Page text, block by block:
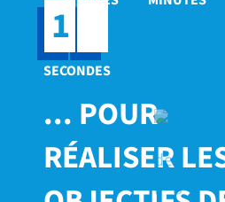
1
8
... POUR
RÉALISER